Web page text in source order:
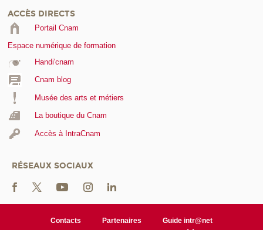
ACCÈS DIRECTS
Portail Cnam
Espace numérique de formation
Handi'cnam
Cnam blog
Musée des arts et métiers
La boutique du Cnam
Accès à IntraCnam
RÉSEAUX SOCIAUX
Contacts Partenaires
Guide intr@net